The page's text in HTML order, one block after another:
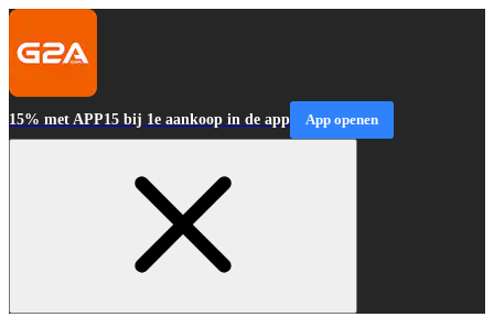
15% met APP15 bij 1e aankoop in de app App openen